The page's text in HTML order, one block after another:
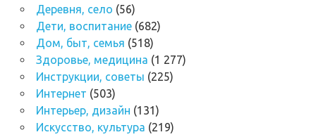
Деревня, село (56)
Дети, воспитание(682)
Дом, быт, семья (518)
Здоровье, медицина (1 277)
Инструкции, советы (225)
Интернет (503)
Интерьер, дизайн (131)
Искусство, культура (219)